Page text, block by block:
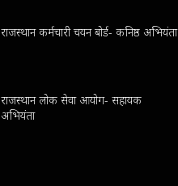
राजस्थान कर्मचारी चयन बोर्ड- कनिष्ठ अभियंता
राजस्थान लोक सेवा आयोग- सहायक
अभियंता